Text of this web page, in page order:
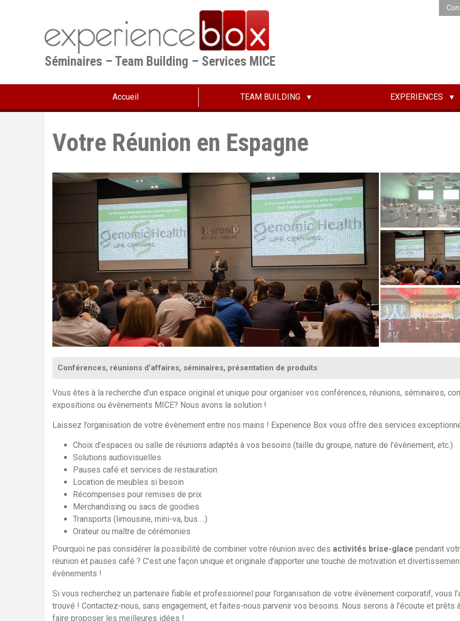
Séminaires – Team Building – Services MICE
Accueil TEAM BUILDING EXPERIENCES
Votre Réunion en Espagne
Conférences, réunions d’affaires, séminaires, présentation de produits
Vous êtes à la recherche d’un espace original et unique pour organiser vos conférences, réunions, séminaires,
expositions ou évènements MICE? Nous avons la solution !
Laissez l’organisation de votre évènement entre nos mains ! Experience Box vous offre des services
Choix d’espaces ou salle de réunions adaptés à vos besoins (taille du groupe, nature de l’évènement, etc.)
Solutions audiovisuelles
Pauses café et services de restauration
Location de meubles si besoin
Récompenses pour remises de prix
Merchandising ou sacs de goodies
Transports (limousine, mini-va, bus …)
Orateur ou maître de cérémonies
Pourquoi ne pas considérer la possibilité de combiner votre réunion avec des activités brise-glace pendant
réunion et pauses café ? C’est une façon unique et originale d’apporter une touche de motivation et
évènements !
Si vous recherchez un partenaire fiable et professionnel pour l’organisation de votre évènement corporatif, vous
trouvé ! Contactez-nous, sans engagement, et faites-nous parvenir vos besoins. Nous serons à l’écoute et prêts
faire proposer les meilleures idées !